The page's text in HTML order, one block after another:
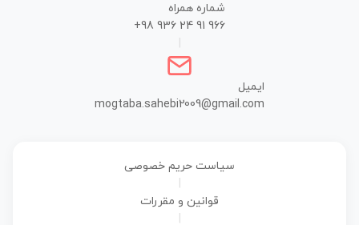
شماره همراه
+98 936 24 91 966
ایمیل
mogtaba.sahebi2009@gmail.com
سیاست حریم خصوصی
قوانین و مقررات